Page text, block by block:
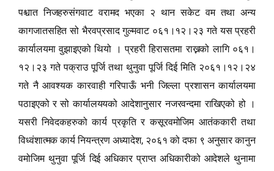
पश्चात निजहरुसंगवाट वरामद भएका २ थान सकेट वम तथा अन्य
कागजातसहित सो भैरवप्रसाद गुल्मवाट ०६१।१२।२३ गते यस प्रहरी
कार्यालयमा वुझाइएको थियो । प्रहरी हिरासतमा राख्नको लागि ०६१।
१२।२३ गते पक्राउ पूर्जि तथा थुनुवा पूर्जि दिई मिति २०६१।१२।२४
गते नै आवश्यक कारवाही गरिपाऊँ भनी जिल्ला प्रशासन कार्यालयमा
पठाइएको र सो कार्यालययको आदेशानुसार नजरवन्दमा राखिएको हो ।
यसरी निवेदकहरुको कार्य प्रकृति र कसूरवमोजिम आतंककारी तथा
विध्वंशात्मक कार्य नियन्त्रण अध्यादेश, २०६१ को दफा ९ अनुसार कानुन
वमोजिम थुनुवा पूर्जि दिई अधिकार प्राप्त अधिकारीको आदेशले थुनामा